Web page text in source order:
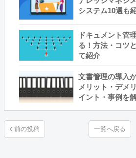
システム10選も
ドキュメント管
る！方法・コツ
て紹介
文書管理の導入
メリット・デメ
イント・事例を
一覧へ戻る